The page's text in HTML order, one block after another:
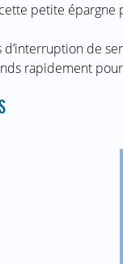
petite épargne
de
rapidement pour